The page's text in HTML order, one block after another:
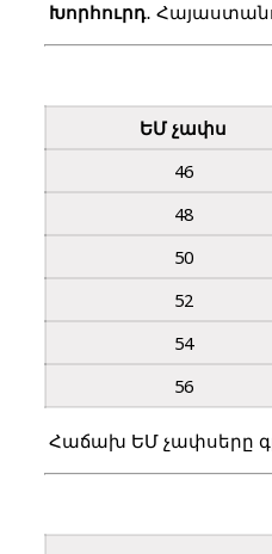
Խորհուրդ․
ԵՄ չափս
46
48
50
52
54
56
Հաճախ ԵՄ չափսերը